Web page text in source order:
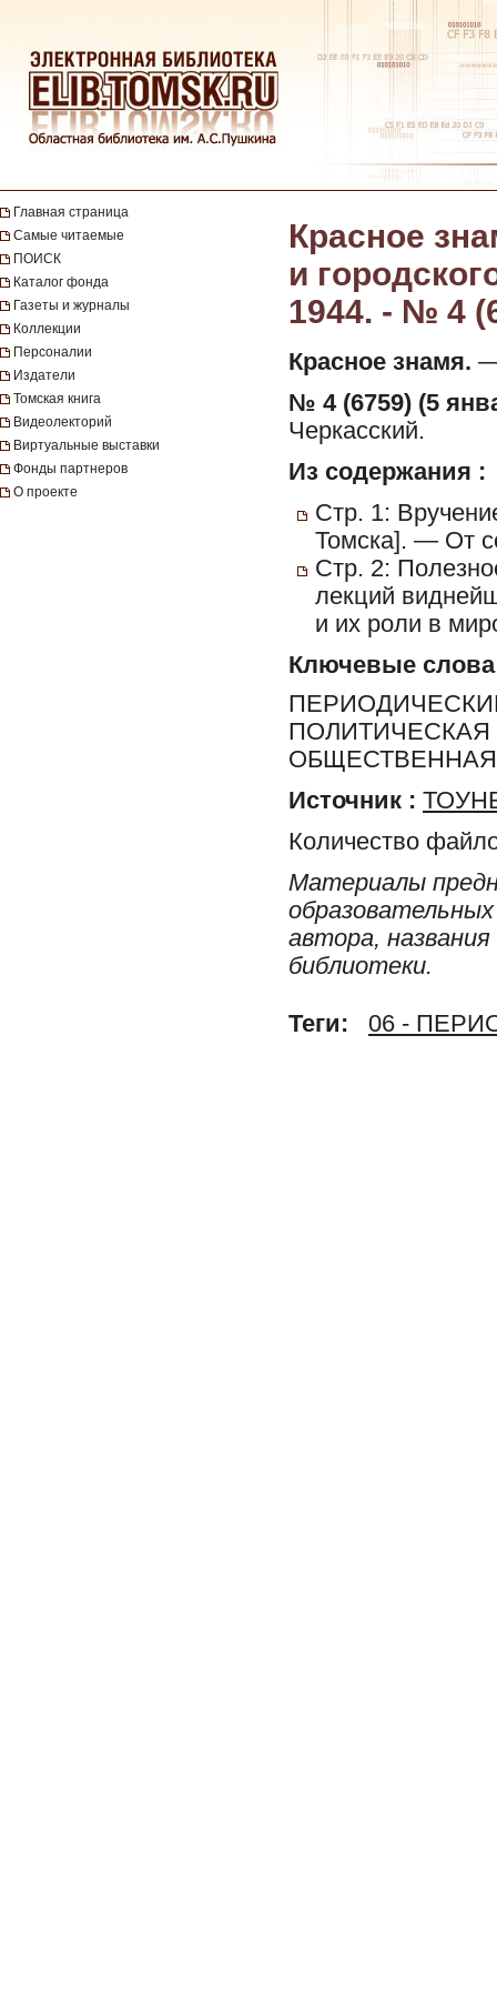
Главная страница
Самые читаемые
ПОИСК
Каталог фонда
Газеты и журналы
Коллекции
Персоналии
Издатели
Томская книга
Видеолекторий
Виртуальные выставки
Фонды партнеров
О проекте
Красное
и
1944. - № 4
Красное знамя. —
№ 4 (6759) (5
Черкасский.
Из содержания :
Стр. 1:
Томска]. — От
Стр. 2:
лекций
и их роли в
Ключевые слова
Источник :
Количество
Материалы
автора,
библиотеки.
Теги: 06 -